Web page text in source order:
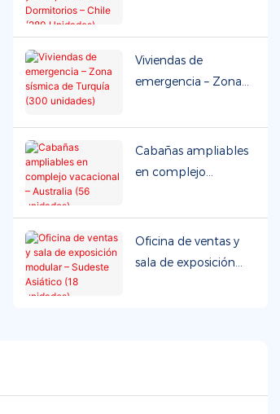
(280 Unidades)
Viviendas de
emergencia – Zona
Cabañas ampliables
en complejo
Oficina de ventas y
sala de exposición